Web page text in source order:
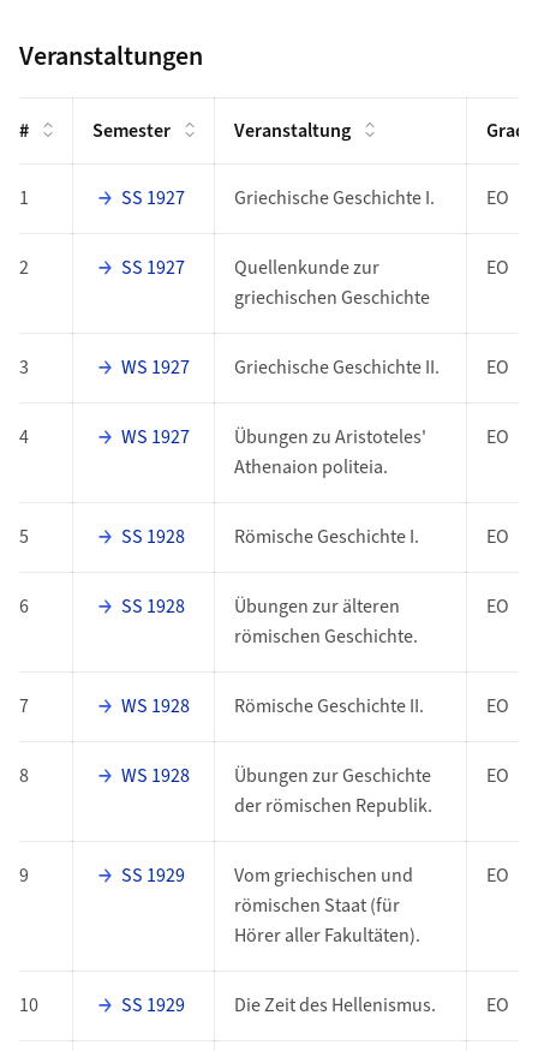
Veranstaltungen
# Semester Veranstaltung Grad
1 SS 1927 Griechische Geschichte I. EO
2 SS 1927
Quellenkunde zur
griechischen Geschichte
EO
3 WS 1927 Griechische Geschichte II. EO
4 WS 1927
Übungen zu Aristoteles'
Athenaion politeia.
EO
5 SS 1928 Römische Geschichte I. EO
6 SS 1928
Übungen zur älteren
römischen Geschichte.
EO
7 WS 1928 Römische Geschichte II. EO
8 WS 1928
Übungen zur Geschichte
der römischen Republik.
EO
9 SS 1929
Vom griechischen und
römischen Staat (für
Hörer aller Fakultäten).
EO
10 SS 1929 Die Zeit des Hellenismus. EO